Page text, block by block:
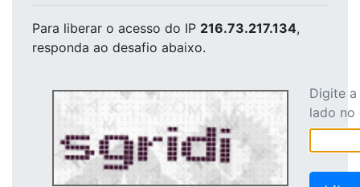
Para liberar o acesso do IP 216.73.217.134,
responda ao desafio abaixo.
Digite
lado no